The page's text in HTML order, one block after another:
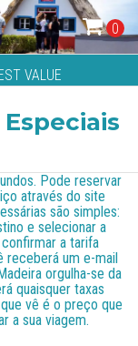
VALUE
0
Pode reservar
através do site
são simples:
e selecionar a
a tarifa
receberá um e-mail
orgulha-se da
quaisquer taxas
vê é o preço que
a sua viagem.